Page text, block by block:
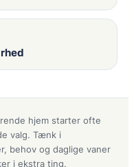
hjem starter ofte
valg. Tænk i
behov og daglige vaner
i ekstra ting.